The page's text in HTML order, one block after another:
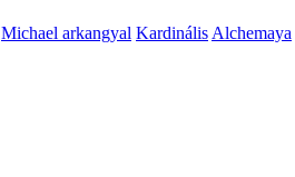
Michael arkangyal KardinálisAlchemaya